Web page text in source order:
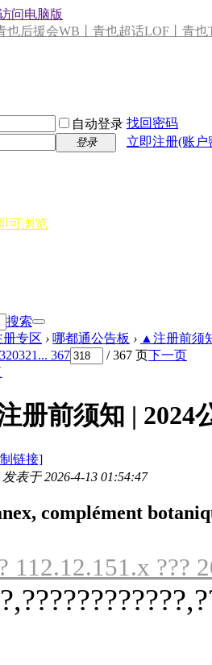
问电脑版
也后援会WB丨青也超话LOF丨青也
自动登录 找回密码
登录 立即注册(账
可浏览
搜索
专区 › 哪都通公告板 › ▲注册前须
320321 ... 367 / 367 页下一页
册前须知 | 2024
链接]
发表于 2026-4-13 01:54:47
complément
112.12.151.x ???